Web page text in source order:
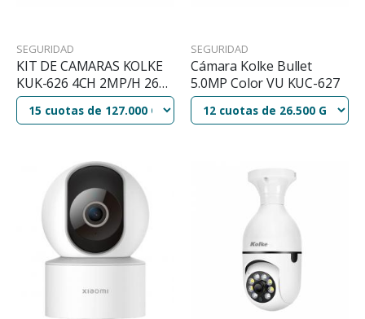
SEGURIDAD
KIT DE CAMARAS KOLKE
KUK-626 4CH 2MP/H 265
DVR
SEGURIDAD
Cámara Kolke Bullet
5.0MP Color VU KUC-627